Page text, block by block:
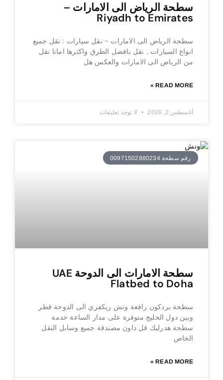
سطحة الرياض الى الامارات –
Riyadh to Emirates
سطحة الرياض الى الامارات ~ نقل سيارات : نقل جميع
انواع السيارات , نقل بافضل الطرق واكثرها امانا نقل
من الرياض الى الامارات والعكس هل
READ MORE »
أغسطس 2, 2026 لا توجد تعليقات
رقم سطحة 00971502880234
سطحة الامارات الى الدوحة UAE
Flatbed to Doha
سطحة بردكون رافعة ونش ريكفري الى الدوحة قطر
وبين دول الخليج متوفرة على مدار الساعة خدمة
سطحة هدرليك فل داون مصندقة جميع وساىل النقل
الخاص
READ MORE »